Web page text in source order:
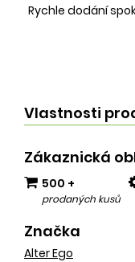
Rychle dodání
Vlastnosti
Zákaznická
500 +
prodaných kusů
Značka
Alter Ego